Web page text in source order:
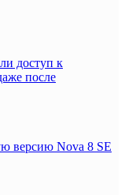
доступ к
после
версию Nova 8 SE